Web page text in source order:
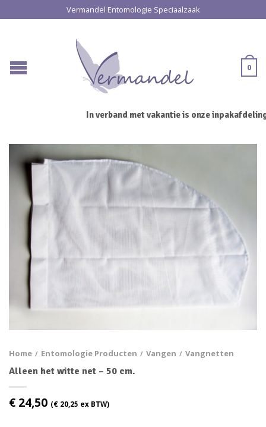
Vermandel Entomologie Speciaalzaak
0
In verband met vakantie is onze
Home / Entomologie Producten / Vangen / Vangnetten
Alleen het witte net – 50 cm.
€ 24,50 (€ 20,25 ex BTW)